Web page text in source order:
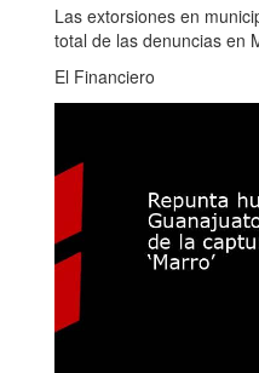
Las extorsiones en
total de las denuncias en
El Financiero